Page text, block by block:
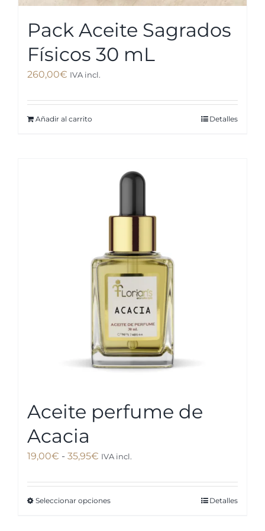
Pack Aceite Sagrados
Físicos 30 mL
260,00€ IVA incl.
Añadir al carrito Detalles
Aceite perfume de
Acacia
19,00€ - 35,95€Rango
precios:
desde
IVA incl.
Seleccionar opcionesEste
Detalles